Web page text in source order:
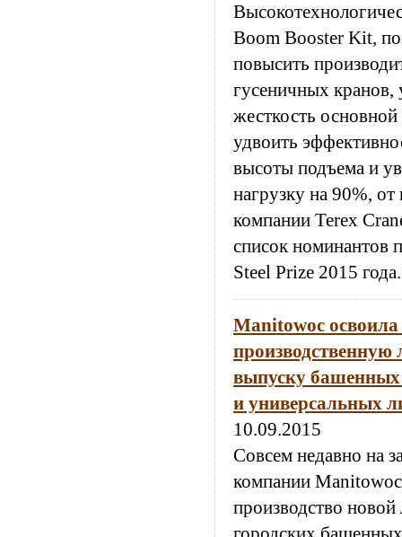
Boom Booster Kit,
повысить
гусеничных кранов,
жесткость основной
удвоить
высоты подъема и
нагрузку на 90%,
компании Terex
список номинантов
Steel Prize 2015 года.
Manitowoc
выпуску
и универсальных
10.09.2015
Совсем недавно на
компании
производство новой